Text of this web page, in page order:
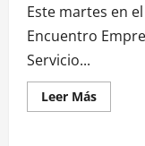
Este martes en
Encuentro
Servicio...
Leer Más